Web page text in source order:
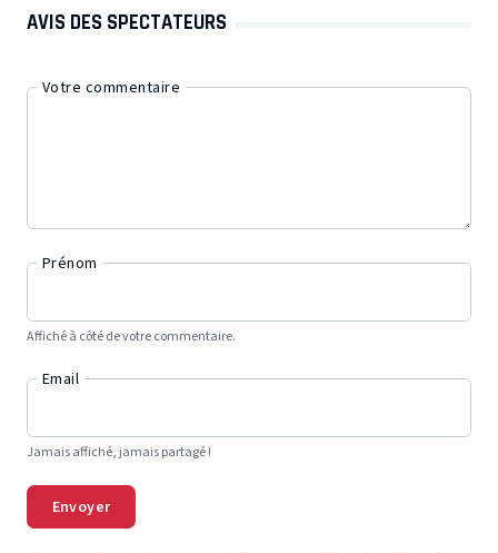
AVIS DES SPECTATEURS
Votre commentaire
Prénom
Affiché à côté de votre commentaire.
Email
Jamais affiché, jamais partagé !
Envoyer